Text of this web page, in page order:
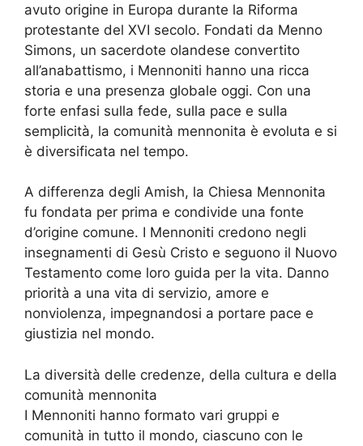
avuto origine in Europa durante la Riforma
protestante del XVI secolo. Fondati da Menno
Simons, un sacerdote olandese convertito
all’anabattismo, i Mennoniti hanno una ricca
storia e una presenza globale oggi. Con una
forte enfasi sulla fede, sulla pace e sulla
semplicità, la comunità mennonita è evoluta e si
è diversificata nel tempo.
A differenza degli Amish, la Chiesa Mennonita
fu fondata per prima e condivide una fonte
d’origine comune. I Mennoniti credono negli
insegnamenti di Gesù Cristo e seguono il Nuovo
Testamento come loro guida per la vita. Danno
priorità a una vita di servizio, amore e
nonviolenza, impegnandosi a portare pace e
giustizia nel mondo.
La diversità delle credenze, della cultura e della
comunità mennonita
I Mennoniti hanno formato vari gruppi e
comunità in tutto il mondo, ciascuno con le